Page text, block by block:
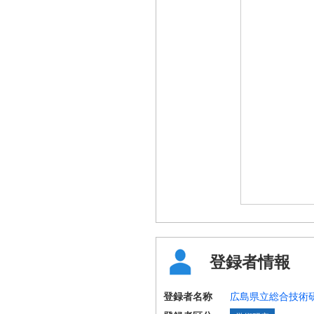
登録者情報
登録者名称
広島県立総合技術